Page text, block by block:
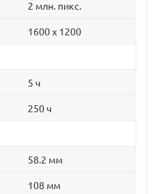
2 млн. пикс.
1600 x 1200
5 ч
250 ч
58.2 мм
108 мм